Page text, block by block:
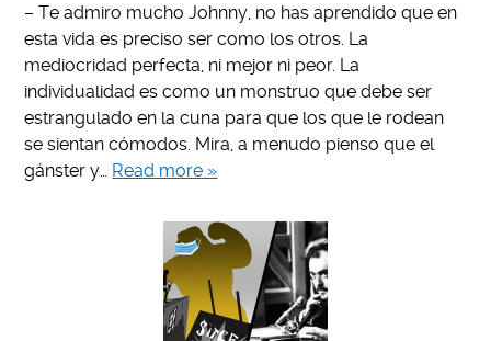
– Te admiro mucho Johnny, no has aprendido que en
esta vida es preciso ser como los otros. La
mediocridad perfecta, ni mejor ni peor. La
individualidad es como un monstruo que debe ser
estrangulado en la cuna para que los que le rodean
se sientan cómodos. Mira, a menudo pienso que el
gánster y… Read more »